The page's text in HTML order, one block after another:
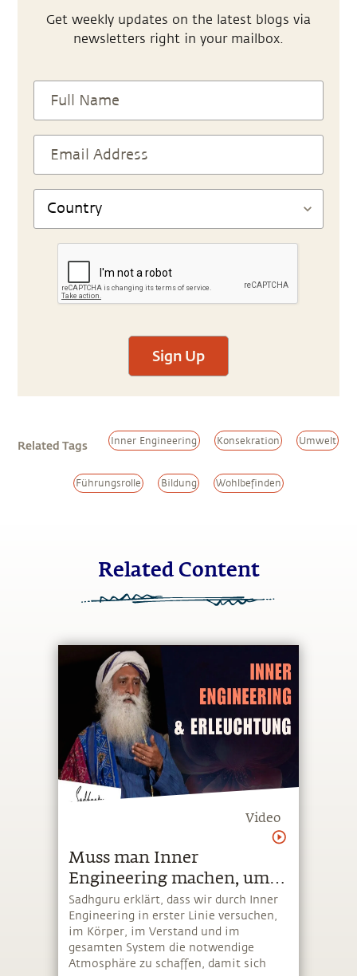
Get weekly updates on the latest blogs via
newsletters right in your mailbox.
Sign Up
Related Tags Inner Engineering Konsekration Umwelt
Führungsrolle Bildung Wohlbefinden
Related Content
Video
Muss man Inner
Engineering machen, um
erleuchtet zu werden?
Sadhguru erklärt, dass wir durch Inner
Engineering in erster Linie versuchen,
im Körper, im Verstand und im
gesamten System die notwendige
Atmosphäre zu schaffen, damit sich